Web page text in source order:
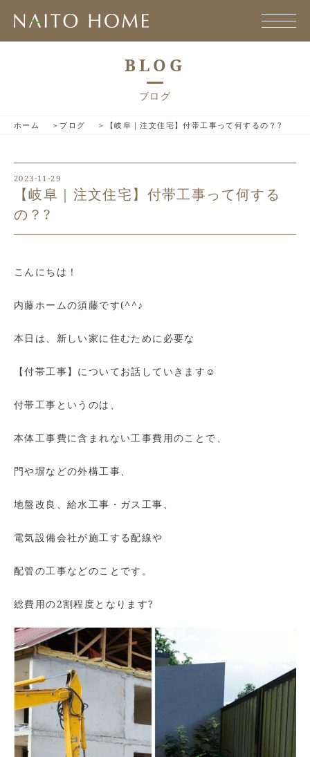
BLOG
ブログ
ホーム ブログ 【岐阜｜注文住宅】付帯工事って何するの？?
2023-11-29
【岐阜｜注文住宅】付帯工事って何する
の？?
こんにちは！
内藤ホームの須藤です(^^♪
本日は、新しい家に住むために必要な
【付帯工事】についてお話していきます☺
付帯工事というのは、
本体工事費に含まれない工事費用のことで、
門や塀などの外構工事、
地盤改良、給水工事・ガス工事、
電気設備会社が施工する配線や
配管の工事などのことです。
総費用の2割程度となります?